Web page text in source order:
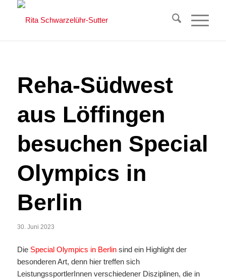
Reha-Südwest
aus Löffingen
besuchen Special
Olympics in
Berlin
30. Juni 2023
DieSpecial Olympics in Berlinsind ein Highlight der
besonderen Art, denn hier treffen sich
LeistungssportlerInnen verschiedener Disziplinen, die in